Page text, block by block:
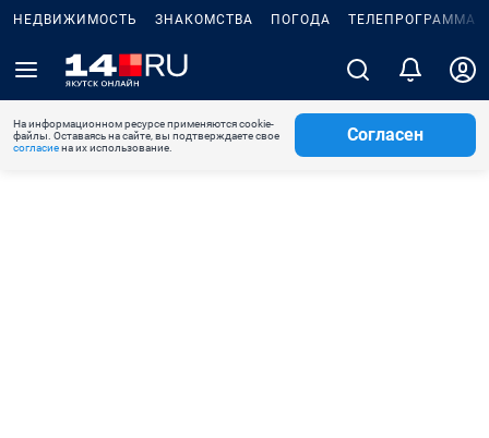
НЕДВИЖИМОСТЬ ЗНАКОМСТВА ПОГОДА ТЕЛЕПРОГРАММА
На информационном ресурсе применяются cookie-
файлы. Оставаясь на сайте, вы подтверждаете свое
согласиена их использование.
Согласен